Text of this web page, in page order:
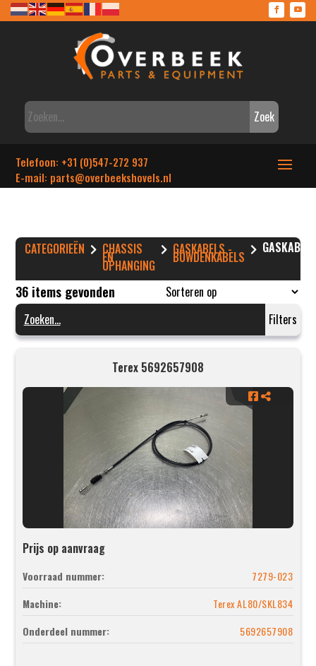
Zoek
Telefoon: +31 (0)547-272 937
E-mail: parts@overbeekshovels.nl
CATEGORIEËN CHASSIS
EN
OPHANGING
GASKABELS -
BOWDENKABELS
36 items gevonden
Filters
Terex 5692657908
Prijs op aanvraag
Voorraad nummer:
7279-023
Machine:
Terex AL80/SKL834
Onderdeel nummer:
5692657908